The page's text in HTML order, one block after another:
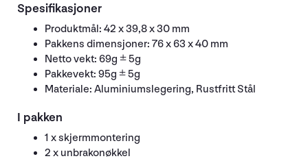
Spesifikasjoner
Produktmål: 42 x 39,8 x 30 mm
Pakkens dimensjoner: 76 x 63 x 40 mm
Netto vekt: 69g ± 5g
Pakkevekt: 95g ± 5g
Materiale: Aluminiumslegering, Rustfritt Stål
I pakken
1 x skjermmontering
2 x unbrakonøkkel